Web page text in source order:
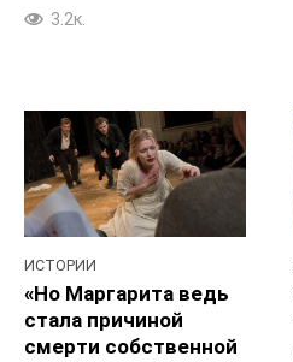
3.2к.
ИСТОРИИ
«Но Маргарита ведь
стала причиной
смерти собственной